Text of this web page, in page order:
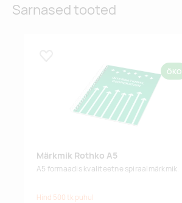
Sarnased tooted
ÖKO
Märkmik Rothko A5
A5 formaadis kvaliteetne spiraalmärkmik.
Hind 500 tk puhul